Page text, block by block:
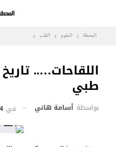
المحطة العلوم الطب
اللقاحات…..
طبي
بواسطة أسامة هاني في 24